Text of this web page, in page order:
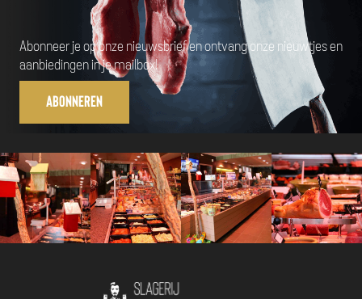
Abonneer je op onze nieuwsbrief en ontvang onze nieuwtjes en
aanbiedingen in je mailbox!
Abonneren